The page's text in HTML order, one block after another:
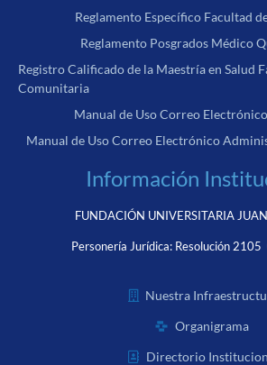
Reglamento Específico Facultad
Reglamento Posgrados Médico
Registro Calificado de la Maestría en Salud
Comunitaria
Manual de Uso Correo
Manual de Uso Correo Electrónico
Información
FUNDACIÓN UNIVERSITARIA
Personería Jurídica: Resolución
Nuestra
Organigrama
Directorio